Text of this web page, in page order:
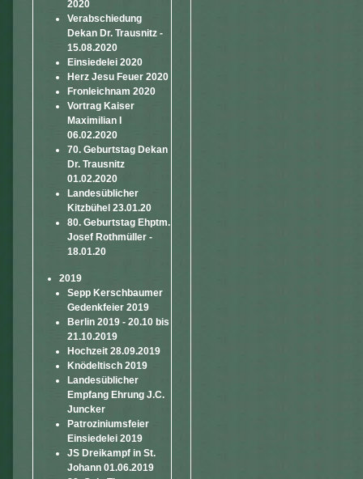
2020
Verabschiedung
Dekan Dr. Trausnitz -
15.08.2020
Einsiedelei 2020
Herz Jesu Feuer 2020
Fronleichnam 2020
Vortrag Kaiser
Maximilian I
06.02.2020
70. Geburtstag Dekan
Dr. Trausnitz
01.02.2020
Landesüblicher
Kitzbühel 23.01.20
80. Geburtstag Ehptm.
Josef Rothmüller -
18.01.20
2019
Sepp Kerschbaumer
Gedenkfeier 2019
Berlin 2019 - 20.10 bis
21.10.2019
Hochzeit 28.09.2019
Knödeltisch 2019
Landesüblicher
Empfang Ehrung J.C.
Juncker
Patroziniumsfeier
Einsiedelei 2019
JS Dreikampf in St.
Johann 01.06.2019